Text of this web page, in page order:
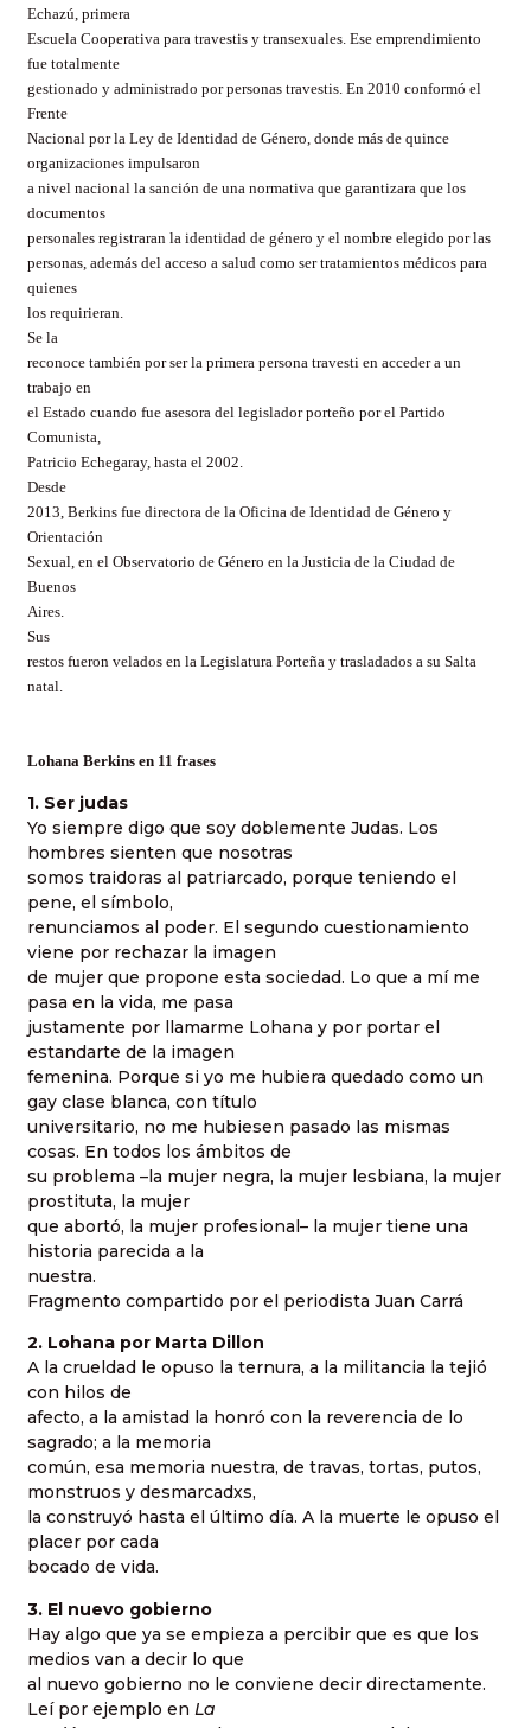
Echazú, primera
Escuela Cooperativa para travestis y transexuales. Ese emprendimiento
fue totalmente
gestionado y administrado por personas travestis. En 2010 conformó el
Frente
Nacional por la Ley de Identidad de Género, donde más de quince
organizaciones impulsaron
a nivel nacional la sanción de una normativa que garantizara que los
documentos
personales registraran la identidad de género y el nombre elegido por las
personas, además del acceso a salud como ser tratamientos médicos para
quienes
los requirieran.
Se la
reconoce también por ser la primera persona travesti en acceder a un
trabajo en
el Estado cuando fue asesora del legislador porteño por el Partido
Comunista,
Patricio Echegaray, hasta el 2002.
Desde
2013, Berkins fue directora de la Oficina de Identidad de Género y
Orientación
Sexual, en el Observatorio de Género en la Justicia de la Ciudad de
Buenos
Aires.
Sus
restos fueron velados en la Legislatura Porteña y trasladados a su Salta
natal.
Lohana Berkins en 11 frases
1. Ser judas
Yo siempre digo que soy doblemente Judas. Los
hombres sienten que nosotras
somos traidoras al patriarcado, porque teniendo el
pene, el símbolo,
renunciamos al poder. El segundo cuestionamiento
viene por rechazar la imagen
de mujer que propone esta sociedad. Lo que a mí me
pasa en la vida, me pasa
justamente por llamarme Lohana y por portar el
estandarte de la imagen
femenina. Porque si yo me hubiera quedado como un
gay clase blanca, con título
universitario, no me hubiesen pasado las mismas
cosas. En todos los ámbitos de
su problema –la mujer negra, la mujer lesbiana, la mujer
prostituta, la mujer
que abortó, la mujer profesional– la mujer tiene una
historia parecida a la
nuestra.
Fragmento compartido por el periodista Juan Carrá
2. Lohana por Marta Dillon
A la crueldad le opuso la ternura, a la militancia la tejió
con hilos de
afecto, a la amistad la honró con la reverencia de lo
sagrado; a la memoria
común, esa memoria nuestra, de travas, tortas, putos,
monstruos y desmarcadxs,
la construyó hasta el último día. A la muerte le opuso el
placer por cada
bocado de vida.
3. El nuevo gobierno
Hay algo que ya se empieza a percibir que es que los
medios van a decir lo que
al nuevo gobierno no le conviene decir directamente.
Leí por ejemplo en La